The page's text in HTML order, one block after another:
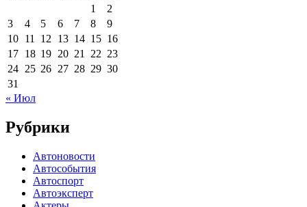
1
2
3
4 5 6 7 8
9
10 11 12 13 14 15 16
17 18 19 20 21 22 23
24 25 26 27 28 29 30
31
« Июл
Рубрики
Автоновости
Автособытия
Автоспорт
Автоэксперт